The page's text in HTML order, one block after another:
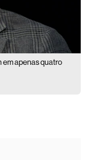
em apenas quatro